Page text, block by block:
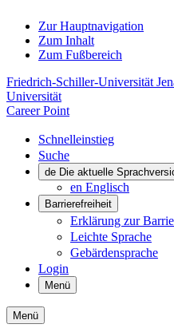
Zur Hauptnavigation
Zum Inhalt
Zum Fußbereich
Friedrich-Schiller-Universität
Universität
Career Point
Schnelleinstieg
Suche
de Die aktuelle
en Englisch
Barrierefreiheit
Erklärung zur
Leichte Sprache
Gebärdensprache
Login
Menü
Menü